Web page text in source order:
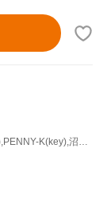
エイリアンズ・アー,坂本竜太(b),PENNY-K(key),沼澤尚,あらきゆうこ(ds),BANANA ICE,田中義人(g)